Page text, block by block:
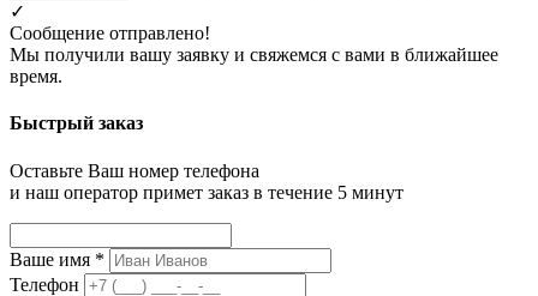
✓
Сообщение отправлено!
Мы получили вашу заявку и свяжемся с вами в ближайшее
время.
Быстрый заказ
Оставьте Ваш номер телефона
и наш оператор примет заказ в течение 5 минут
Ваше имя *
Телефон